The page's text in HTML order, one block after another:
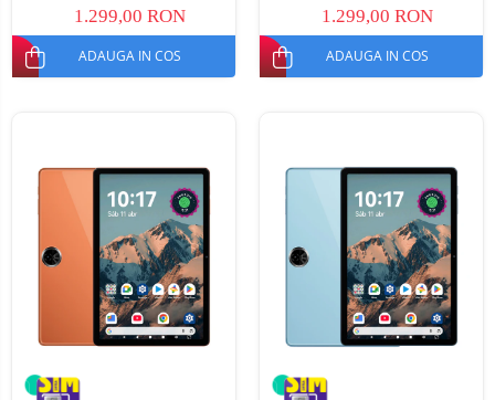
1.299,00 RON
ADAUGA IN COS
1.299,00 RON
ADAUGA IN COS